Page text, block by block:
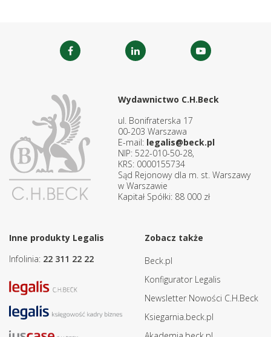
Wydawnictwo C.H.Beck
ul. Bonifraterska 17
00-203 Warszawa
E-mail: legalis@beck.pl
NIP: 522-010-50-28,
KRS: 0000155734
Sąd Rejonowy dla m. st. Warszawy
w Warszawie
Kapitał Spółki: 88 000 zł
Inne produkty Legalis
Infolinia: 22 311 22 22
Zobacz także
Beck.pl
Konfigurator Legalis
Newsletter Nowości C.H.Beck
Ksiegarnia.beck.pl